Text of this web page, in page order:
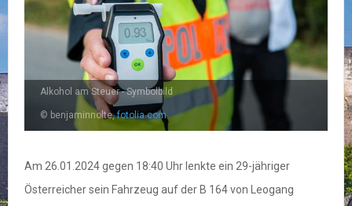
Alkohol am Steuer - Symbolbild
© benjaminnolte,fotolia.com
Am 26.01.2024 gegen 18:40 Uhr lenkte ein 29-jähriger
Österreicher sein Fahrzeug auf der B 164 von Leogang